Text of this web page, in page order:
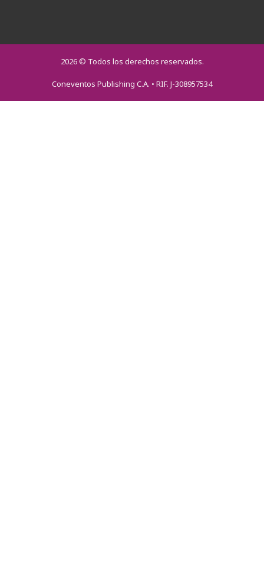
2026 © Todos los derechos reservados.
Coneventos Publishing C.A. • RIF. J-308957534